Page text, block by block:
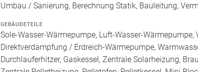
Umbau / Sanierung, Berechnung Statik, Bauleitung,
GEBÄUDETEILE
Sole-Wasser-Wärmepumpe, Luft-Wasser-
Direktverdampfung / Erdreich-Wärmepumpe,
Durchlauferhitzer, Gaskessel, Zentrale Solarheizung,